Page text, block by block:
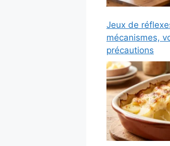
Jeux de
mécanismes,
précautions